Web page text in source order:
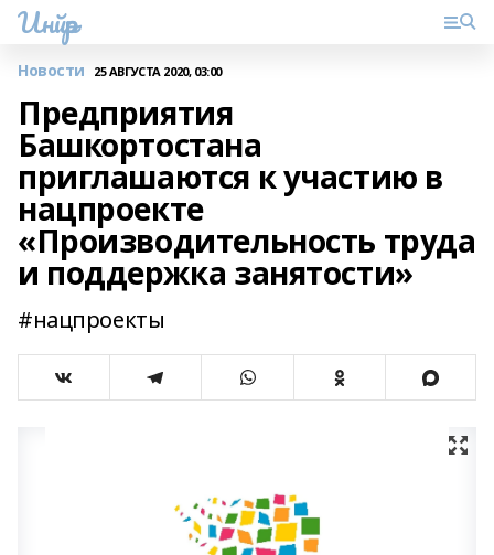
Инйәр
Новости 25 АВГУСТА 2020, 03:00
Предприятия
Башкортостана
приглашаются к участию в
нацпроекте
«Производительность труда
и поддержка занятости»
#нацпроекты